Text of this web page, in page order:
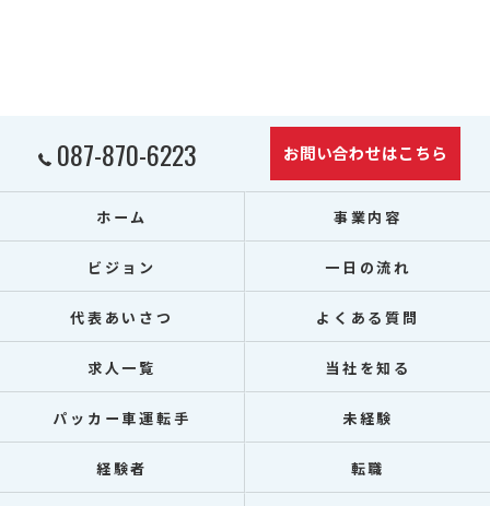
087-870-6223 お問い合わせはこちら
ホーム 事業内容
ビジョン 一日の流れ
代表あいさつ よくある質問
求人一覧 当社を知る
パッカー車運転手 未経験
経験者 転職